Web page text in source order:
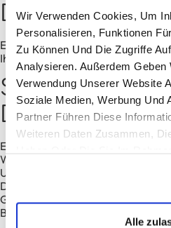
Wir Verwenden Cookies, Um
Personalisieren, Funktionen
Zu Können Und Die Zugriffe
Analysieren. Außerdem
Verwendung Unserer Website
Soziale Medien, Werbung Und
Partner Führen Diese
Weiteren Daten Zusammen,
Alle
Daten
Empfohlener Text: Wenn Sie Ein
Ihre IP-Adresse In Die E-Mail
Daten
Empfohlener Text:
Werden Der Kommentar Und
Unbestimmte Zeit Beibehalten.
Die Folgenden Kommentare
Genehmigen, Anstatt Sie In Der
Belassen.